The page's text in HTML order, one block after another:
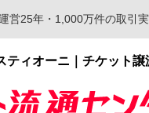
営25年・1,000万件の取引
ティオーニ｜チケット